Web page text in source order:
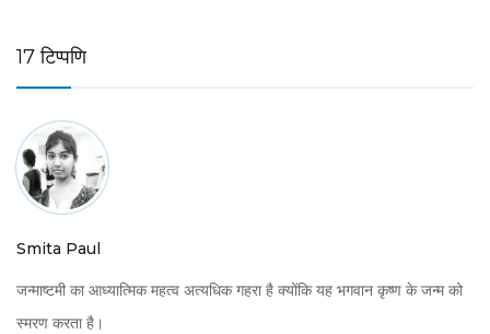
17 टिप्पणि
Smita Paul
जन्माष्टमी का आध्यात्मिक महत्व अत्यधिक गहरा है क्योंकि यह भगवान कृष्ण के जन्म को
स्मरण करता है।